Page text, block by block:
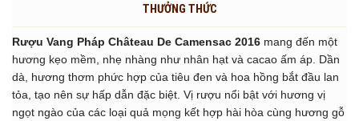
THƯỞNG THỨC
Rượu Vang Pháp Château De Camensac 2016 mang đến một
hương kẹo mềm, nhẹ nhàng như nhân hạt và cacao ấm áp. Dần
dà, hương thơm phức hợp của tiêu đen và hoa hồng bắt đầu lan
tỏa, tạo nên sự hấp dẫn đặc biệt. Vị rượu nổi bật với hương vị
ngọt ngào của các loại quả mọng kết hợp hài hòa cùng hương gỗ